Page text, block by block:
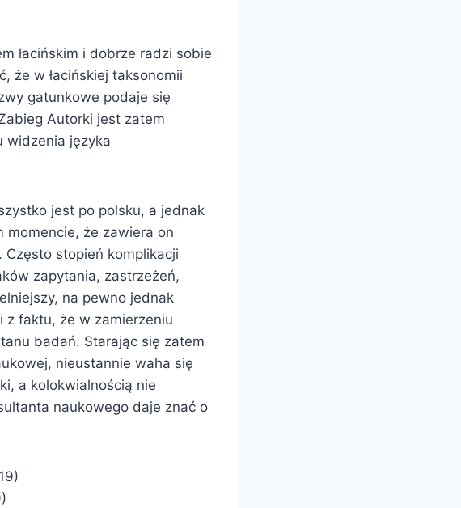
łacińskim i dobrze radzi sobie
że w łacińskiej taksonomii
gatunkowe podaje się
Autorki jest zatem
widzenia języka
jest po polsku, a jednak
momencie, że zawiera on
stopień komplikacji
zapytania, zastrzeżeń,
na pewno jednak
z faktu, że w zamierzeniu
badań. Starając się zatem
nieustannie waha się
a kolokwialnością nie
naukowego daje znać o